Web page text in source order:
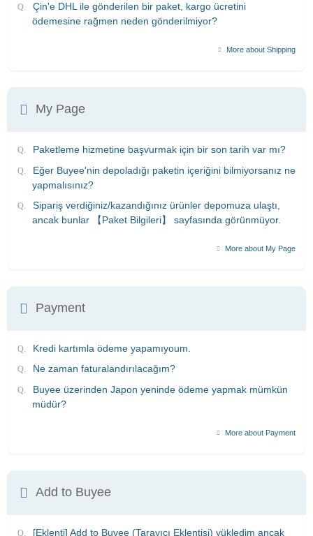
Çin'e DHL ile gönderilen bir paket, kargo ücretini
ödemesine rağmen neden gönderilmiyor?
More about Shipping
My Page
Paketleme hizmetine başvurmak için bir son tarih var mı?
Eğer Buyee'nin depoladığı paketin içeriğini bilmiyorsanız ne
yapmalısınız?
Sipariş verdiğiniz/kazandığınız ürünler depomuza ulaştı,
ancak bunlar 【Paket Bilgileri】 sayfasında görünmüyor.
More about My Page
Payment
Kredi kartımla ödeme yapamıyoum.
Ne zaman faturalandırılacağım?
Buyee üzerinden Japon yeninde ödeme yapmak mümkün
müdür?
More about Payment
Add to Buyee
[Eklenti] Add to Buyee (Tarayıcı Eklentisi) yükledim ancak